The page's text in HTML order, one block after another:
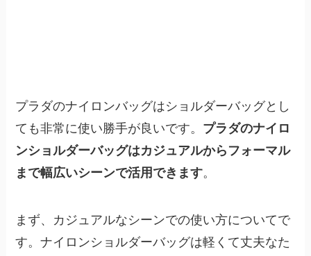
プラダのナイロンバッグはショルダーバッグとし
ても非常に使い勝手が良いです。 プラダのナイロ
ンショルダーバッグはカジュアルからフォーマル
まで幅広いシーンで活用できます。
まず、カジュアルなシーンでの使い方についてで
す。ナイロンショルダーバッグは軽くて丈夫なた